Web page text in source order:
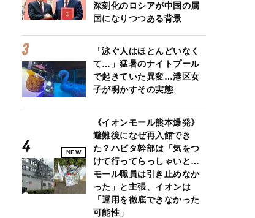
深刻化のロシアが中国の属
国になりつつある背景
「泳ぐ人はほとんどいなく
て…」猛暑のナイトプール
で起きていた異変…港区女
子が明かすその実態
NEW
《イオンモール熊本爆発》
避難後になぜ再入館でき
た？ハビタ幹部は「気をつ
けて行ってらっしゃいと…
モール職員は引き止めなか
った」と主張、イオンは
「運用を徹底できなかった
可能性」